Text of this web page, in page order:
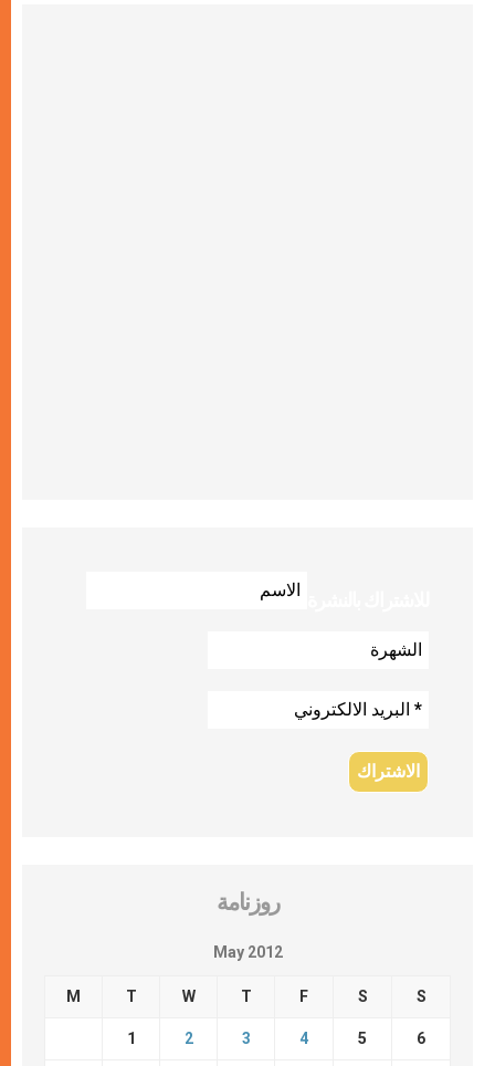
روزنامة
May 2012
M T W T F S S
1 2 3 4 5 6